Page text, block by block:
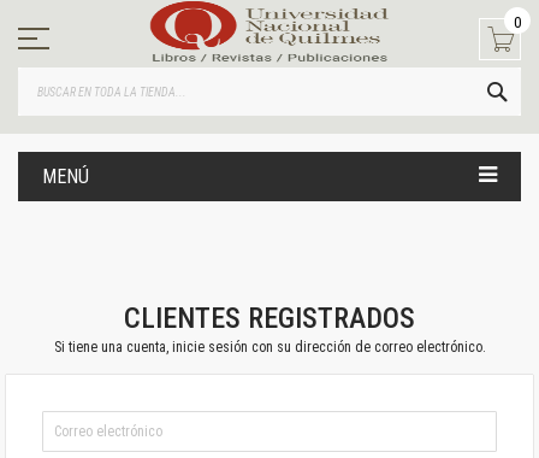
contenido
0
MENÚ
CLIENTES REGISTRADOS
Si tiene una cuenta, inicie sesión con su dirección de correo electrónico.